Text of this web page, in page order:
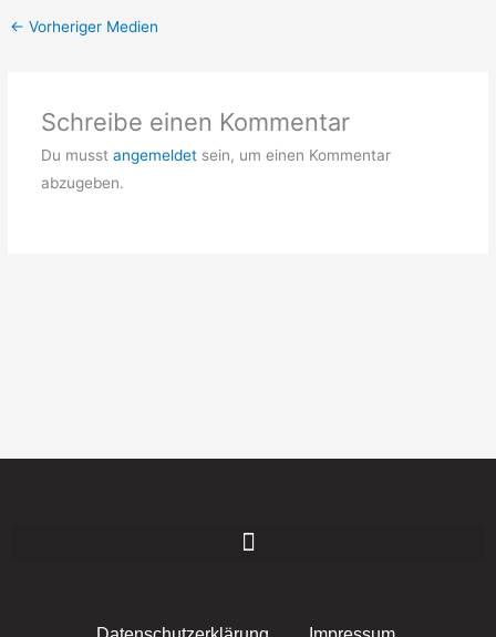
← Vorheriger Medien
Schreibe einen Kommentar
Du musst angemeldetsein, um einen Kommentar
abzugeben.